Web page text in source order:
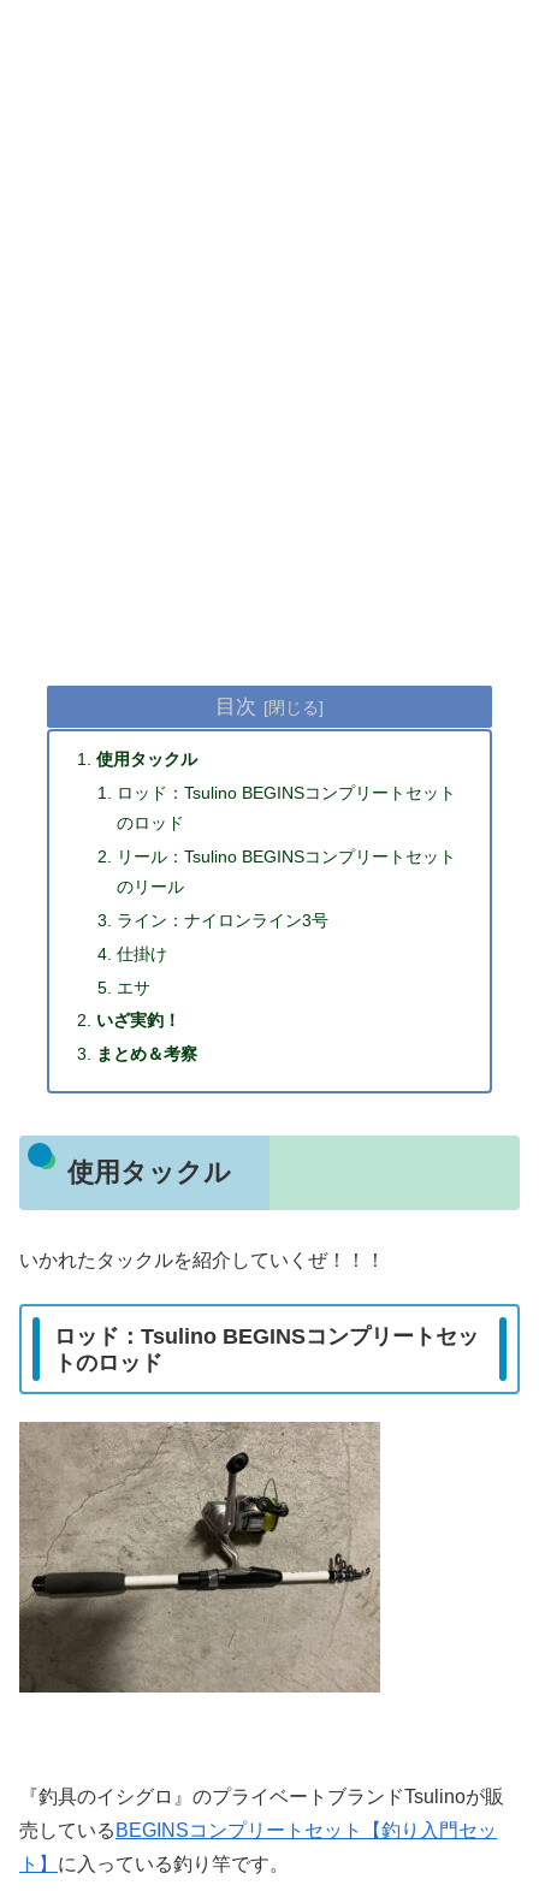
目次
使用タックル
ロッド：Tsulino BEGINSコンプリートセット
のロッド
リール：Tsulino BEGINSコンプリートセット
のリール
ライン：ナイロンライン3号
仕掛け
エサ
いざ実釣！
まとめ＆考察
使用タックル
いかれたタックルを紹介していくぜ！！！
ロッド：Tsulino BEGINSコンプリートセッ
トのロッド
『釣具のイシグロ』のプライベートブランドTsulinoが販
売している BEGINSコンプリートセット【釣り入門セッ
ト】 に入っている釣り竿です。